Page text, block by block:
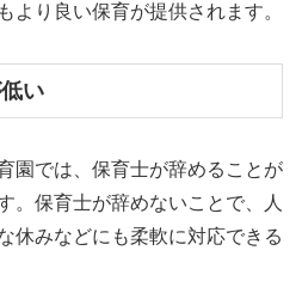
より良い保育が提供されます。
い
園では、保育士が辞めることが
。保育士が辞めないことで、人
休みなどにも柔軟に対応できる